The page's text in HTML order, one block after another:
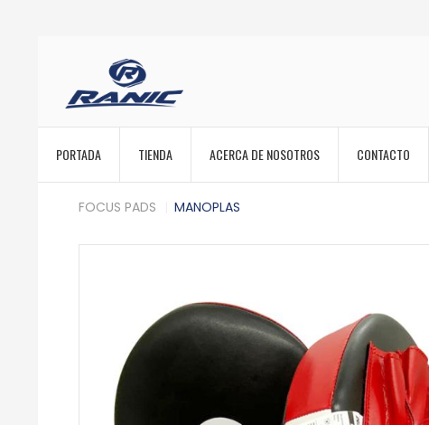
PORTADA TIENDA ACERCA DE NOSOTROS CONTACTO
FOCUS PADS MANOPLAS